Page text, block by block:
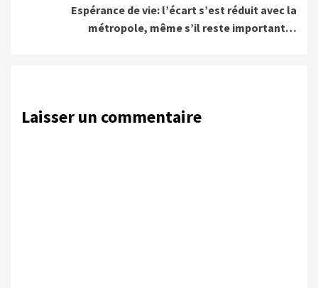
Espérance de vie: l’écart s’est réduit avec la
métropole, même s’il reste important…
Laisser un commentaire